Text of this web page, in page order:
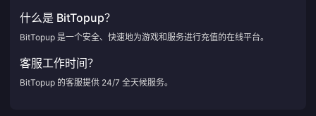
什么是 BitTopup？
BitTopup 是一个安全、快速地为游戏和服务进行充值的在线平台。
客服工作时间？
BitTopup 的客服提供 24/7 全天候服务。